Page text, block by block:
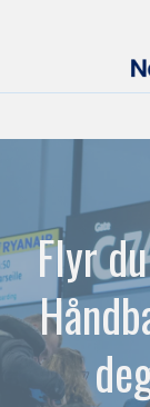
Flyr